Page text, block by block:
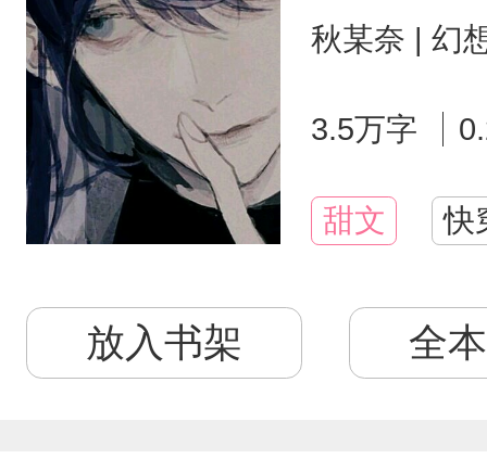
秋某奈 | 幻
3.5万字
甜文 快
放入书架 全